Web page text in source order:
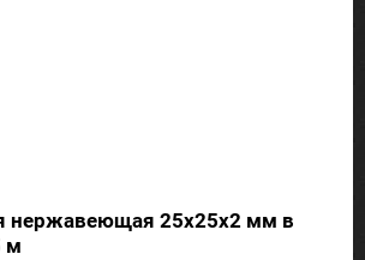
нержавеющая 25х25х2 мм в
м